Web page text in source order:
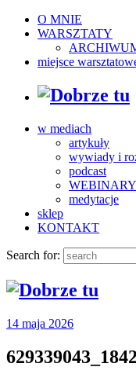
O MNIE
WARSZTATY
miejsce
w mediach
artykuły
wywiady i
podcast
WEBINARY
medytacje
sklep
KONTAKT
Search for:
14 maja 2026